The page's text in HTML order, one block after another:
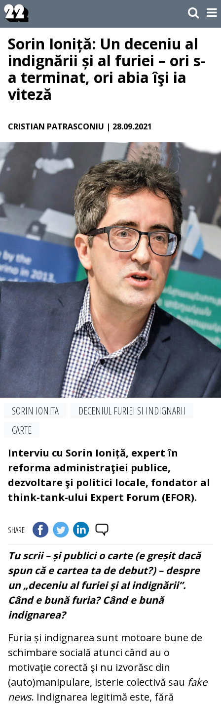
Sorin Ioniță: Un deceniu al
indignării și al furiei – ori s-
a terminat, ori abia îşi ia
viteză
CRISTIAN PATRASCONIU | 28.09.2021
SORIN IONITA
DECENIUL FURIEI SI INDIGNARII
CARTE
Interviu cu Sorin Ioniță, expert în
reforma administraţiei publice,
dezvoltare şi politici locale, fondator al
think-tank-ului Expert Forum (EFOR).
SHARE
Tu scrii – și publici o carte (e greșit dacă
spun că e cartea ta de debut?) – despre
un „deceniu al furiei și al indignării”.
Când e bună furia? Când e bună
indignarea?
Furia și indignarea sunt motoare bune de
schimbare socială atunci când au o
motivaţie corectă şi nu izvorăsc din
(auto)manipulare, isterie colectivă sau fake
news. Indignarea legitimă este, fără